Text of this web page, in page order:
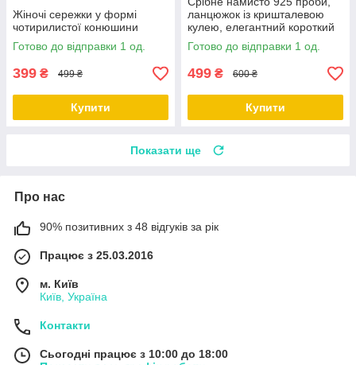
Жіночі сережки у формі
чотирилистої конюшини
Готово до відправки 1 од.
399 ₴ 499 ₴
Купити
ланцюжок із кришталевою
кулею, елегантний короткий
антиалергенний ланцюжок
Готово до відправки 1 од.
499 ₴ 600 ₴
Купити
Показати ще
Про нас
90% позитивних з 48 відгуків за рік
Працює з 25.03.2016
м. Київ
Київ, Україна
Контакти
Сьогодні працює з 10:00 до 18:00